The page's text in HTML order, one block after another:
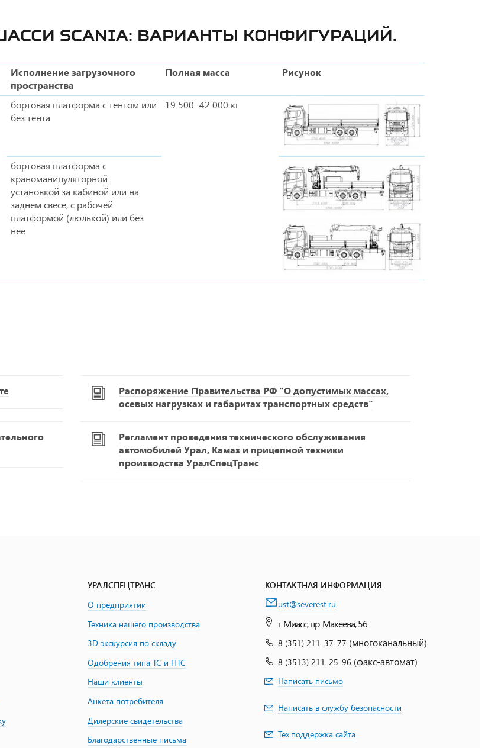
SCANIA: ВАРИАНТЫ КОНФИГУРАЦИЙ.
Исполнение загрузочного
пространства
Полная масса Рисунок
бортовая платформа с тентом или
без тента
19 500...42 000 кг
бортовая платформа с
краноманипуляторной
установкой за кабиной или на
заднем свесе, с рабочей
платформой (люлькой) или без
нее
Распоряжение Правительства РФ "О допустимых массах,
осевых нагрузках и габаритах транспортных средств"
Регламент проведения технического обслуживания
автомобилей Урал, Камаз и прицепной техники
производства УралСпецТранс
УРАЛСПЕЦТРАНС
О предприятии
Техника нашего производства
3D экскурсия по складу
Одобрения типа ТС и ПТС
Наши клиенты
Анкета потребителя
Дилерские свидетельства
Благодарственные письма
КОНТАКТНАЯ ИНФОРМАЦИЯ
ust@severest.ru
г. Миасс, пр. Макеева, 56
8 (351) 211-37-77 (многоканальный)
8 (3513) 211-25-96 (факс-автомат)
Написать письмо
Написать в службу безопасности
Тех.поддержка сайта